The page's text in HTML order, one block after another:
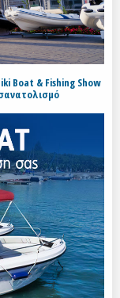
Boat & Fishing Show